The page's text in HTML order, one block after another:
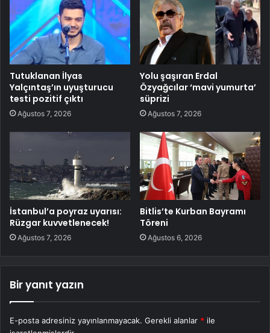
Tutuklanan İlyas
Yalçıntaş’ın uyuşturucu
testi pozitif çıktı
Ağustos 7, 2026
Yolu şaşıran Erdal
Özyağcılar ‘mavi yumurta’
süprizi
Ağustos 7, 2026
İstanbul’a poyraz uyarısı:
Rüzgar kuvvetlenecek!
Ağustos 7, 2026
Bitlis’te Kurban Bayramı
Töreni
Ağustos 6, 2026
Bir yanıt yazın
E-posta adresiniz yayınlanmayacak. Gerekli alanlar * ile